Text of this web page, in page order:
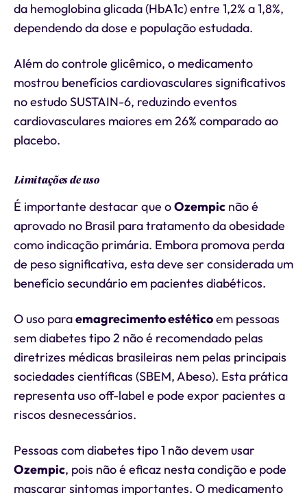
da hemoglobina glicada (HbA1c) entre 1,2% a 1,8%,
dependendo da dose e população estudada.
Além do controle glicêmico, o medicamento
mostrou benefícios cardiovasculares significativos
no estudo SUSTAIN-6, reduzindo eventos
cardiovasculares maiores em 26% comparado ao
placebo.
Limitações de uso
É importante destacar que oOzempic não é
aprovado no Brasil para tratamento da obesidade
como indicação primária. Embora promova perda
de peso significativa, esta deve ser considerada um
benefício secundário em pacientes diabéticos.
O uso paraemagrecimento estéticoem pessoas
sem diabetes tipo 2 não é recomendado pelas
diretrizes médicas brasileiras nem pelas principais
sociedades científicas (SBEM, Abeso). Esta prática
representa uso off-label e pode expor pacientes a
riscos desnecessários.
Pessoas com diabetes tipo 1 não devem usar
Ozempic, pois não é eficaz nesta condição e pode
mascarar sintomas importantes. O medicamento